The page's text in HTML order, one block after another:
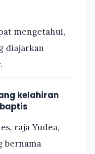
mengetahui,
diajarkan
kelahiran
raja Yudea,
bernama